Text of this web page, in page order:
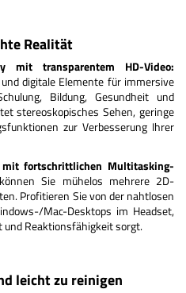
Realität
mit transparentem HD-Video:
digitale Elemente für immersive
Bildung, Gesundheit und
stereoskopisches Sehen, geringe
zur Verbesserung Ihrer
fortschrittlichen Multitasking-
Sie mühelos mehrere 2D-
Profitieren Sie von der nahtlosen
Mac-Desktops im Headset,
und Reaktionsfähigkeit sorgt.
leicht zu reinigen